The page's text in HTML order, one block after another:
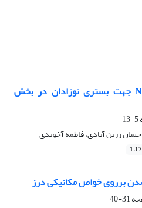
طراحی و دوخت کلاه NCPAP جهت بستری نوزادان در بخش
5-13
زرین آبادی، فاطمه آخوندی
برروی خواص مکانیکی درز
31-40